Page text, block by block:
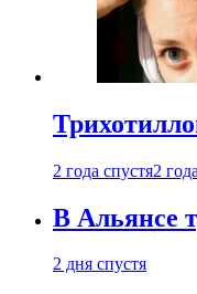
2 года спустя2
В Альянсе
2 дня спустя